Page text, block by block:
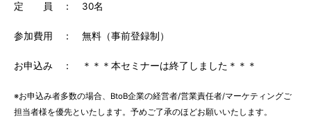
定 員 ： 30名
参加費用 ： 無料（事前登録制）
お申込み ： ＊＊＊本セミナーは終了しました＊＊＊
※お申込み者多数の場合、BtoB企業の経営者/営業責任者/マーケティングご
担当者様を優先といたします。予めご了承のほどお願いいたします。